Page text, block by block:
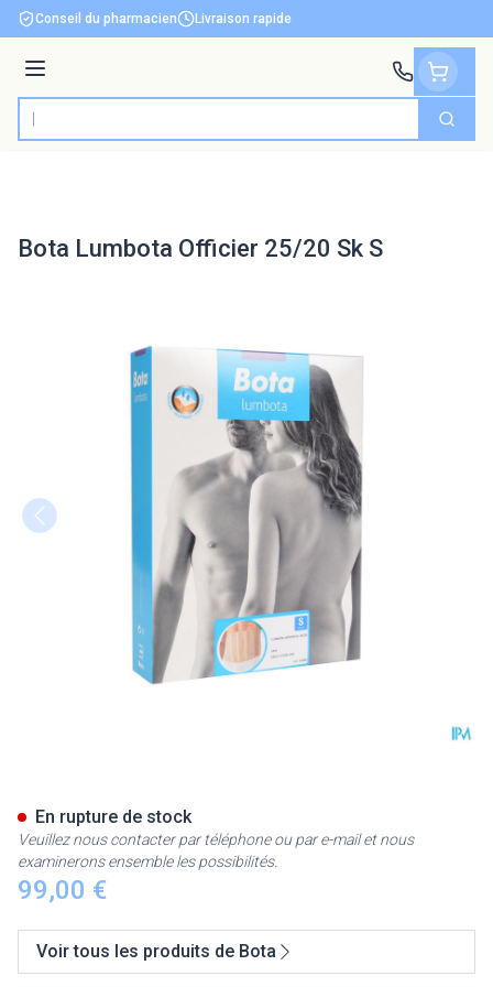
Aller au contenu
Conseil du pharmacien Livraison rapide
Menu
Rechercher
Bota Lumbota Officier 25/20 Sk S
99,00 €
En rupture de stock
Veuillez nous contacter par téléphone ou par e-mail et nous
examinerons ensemble les possibilités.
Voir tous les produits de Bota